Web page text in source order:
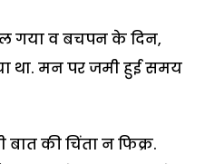
गया व बचपन के दिन,
था. मन पर जमी हुई समय
की चिंता न फिक्र.